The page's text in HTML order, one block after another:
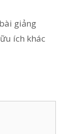
giảng
ích khác